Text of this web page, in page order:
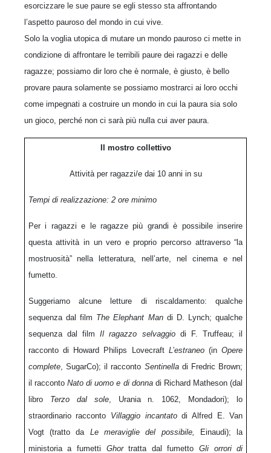
esorcizzare le sue paure se egli stesso sta affrontando
l’aspetto pauroso del mondo in cui vive.
Solo la voglia utopica di mutare un mondo pauroso ci mette in
condizione di affrontare le terribili paure dei ragazzi e delle
ragazze; possiamo dir loro che è normale, è giusto, è bello
provare paura solamente se possiamo mostrarci ai loro occhi
come impegnati a costruire un mondo in cui la paura sia solo
un gioco, perché non ci sarà più nulla cui aver paura.
Il mostro collettivo
Attività per ragazzi/e dai 10 anni in su
Tempi di realizzazione: 2 ore minimo
Per i ragazzi e le ragazze più grandi è possibile inserire
questa attività in un vero e proprio percorso attraverso “la
mostruosità” nella letteratura, nell’arte, nel cinema e nel
fumetto.
Suggeriamo alcune letture di riscaldamento: qualche
sequenza dal film The Elephant Mandi D. Lynch; qualche
sequenza dal filmIl ragazzo selvaggiodi F. Truffeau; il
racconto di Howard Philips Lovecraft L’estraneo(inOpere
complete, SugarCo); il racconto Sentinelladi Fredric Brown;
il racconto Nato di uomo e di donnadi Richard Matheson (dal
libro Terzo dal sole, Urania n. 1062, Mondadori); lo
straordinario racconto Villaggio incantatodi Alfred E. Van
Vogt (tratto da Le meraviglie del possibile,
Einaudi); la
ministoria a fumetti Ghortratta dal fumettoGli orrori di